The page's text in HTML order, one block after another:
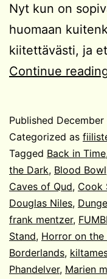
Nyt kun on
huomaan
kiitettävästi, ja
Continue
Published December
Categorized as
Tagged Back in Time
the Dark, Blood Bowl
Caves of Qud, Cook
Douglas Niles,
frank mentzer,
Stand, Horror on the
Borderlands,
Phandelver, Marien